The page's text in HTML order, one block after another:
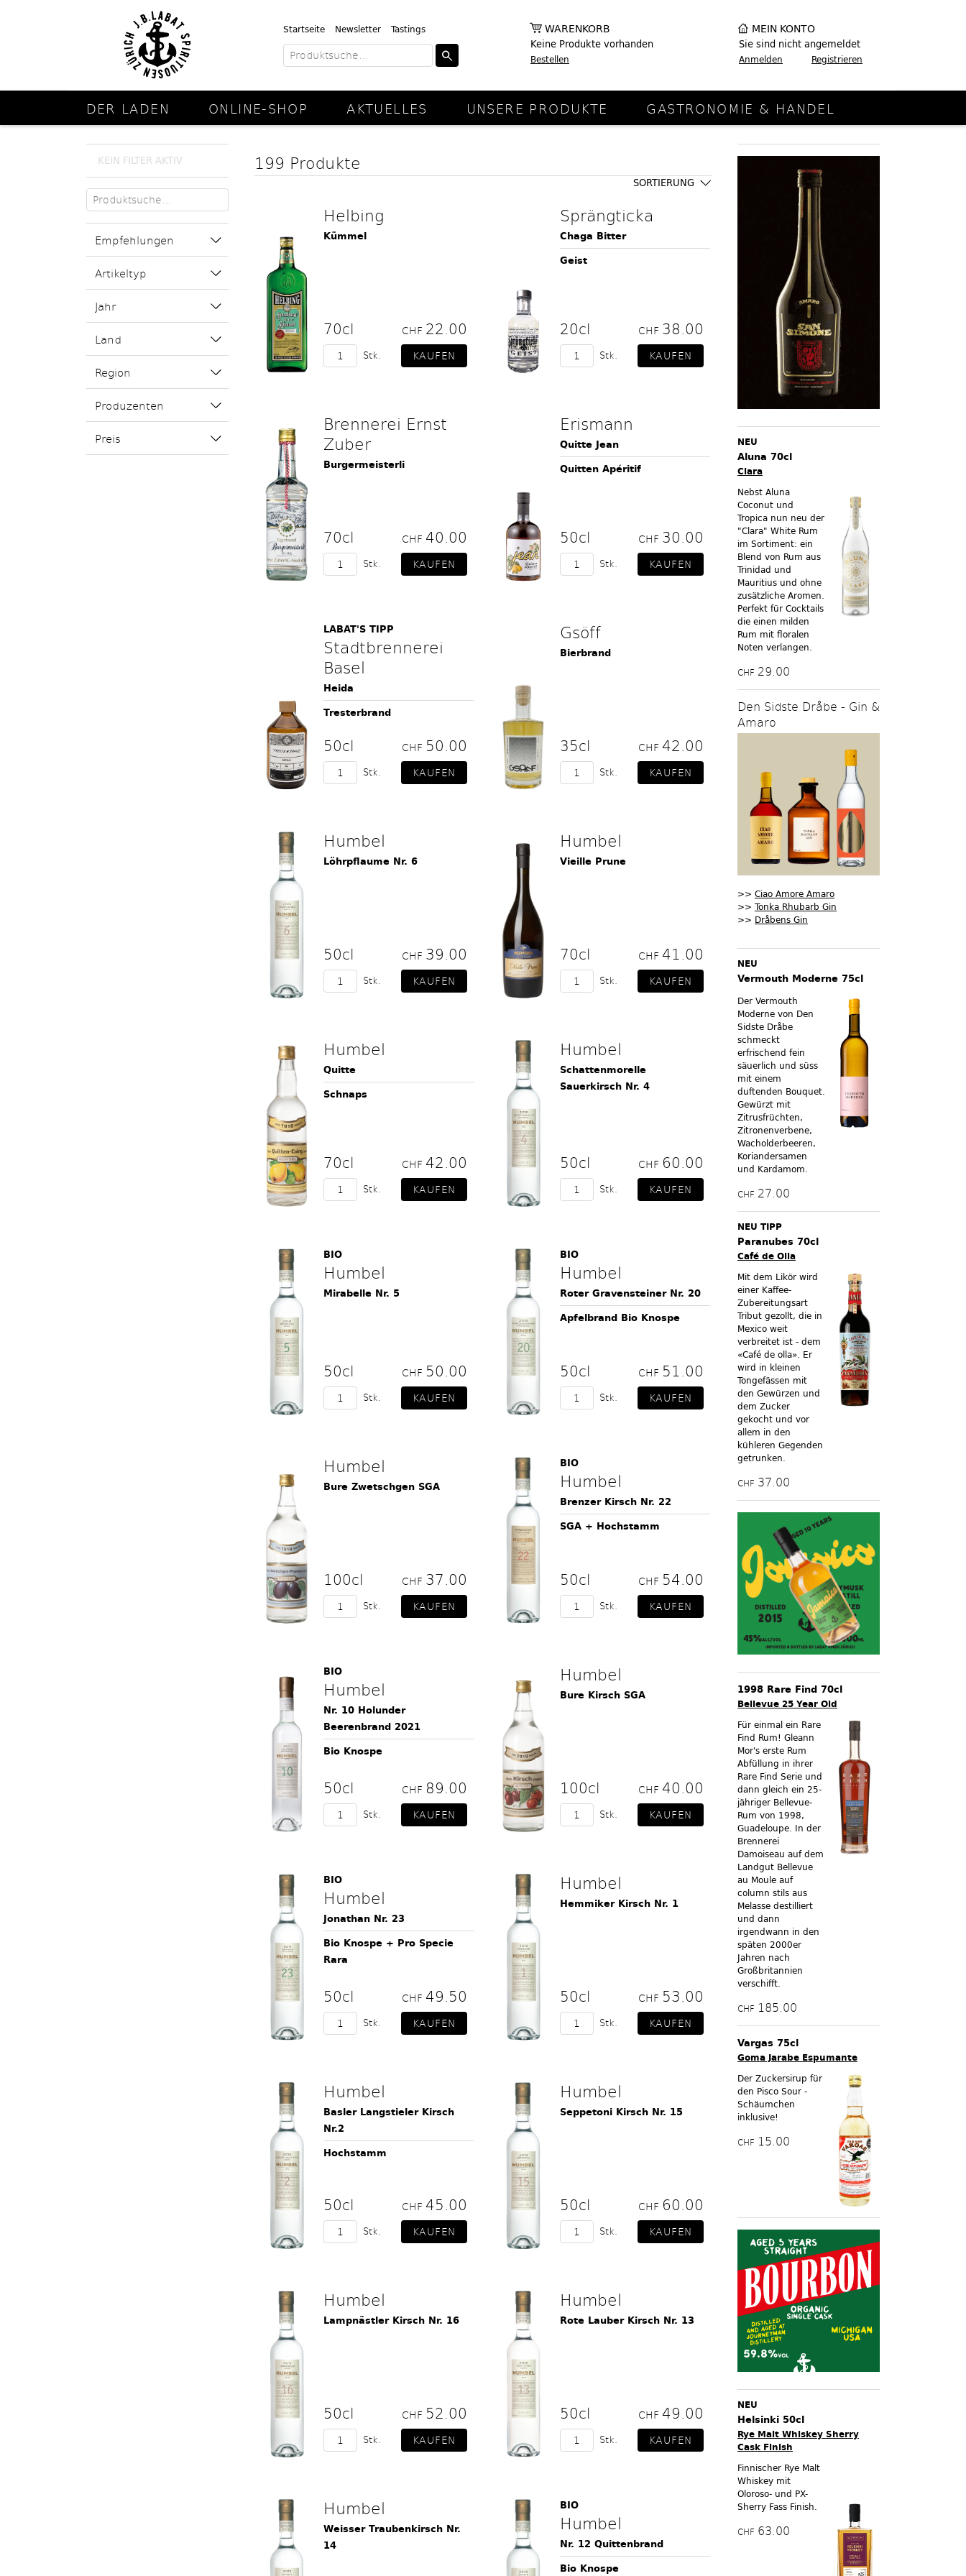
Startseite Newsletter Tastings WARENKORB
Keine Produkte vorhanden
Bestellen
MEIN KONTO
Sie sind nicht angemeldet
Anmelden Registrieren
DER LADEN ONLINE-SHOP AKTUELLES UNSERE PRODUKTE GASTRONOMIE & HANDEL
KEIN FILTER AKTIV
Empfehlungen
Artikeltyp
Jahr
Land
Region
Produzenten
Preis
199 Produkte
SORTIERUNG
Helbing
Kümmel
70cl CHF 22.00
Stk.
Sprängticka
Chaga Bitter
Geist
20cl CHF 38.00
Stk.
Brennerei Ernst
Zuber
Burgermeisterli
70cl CHF 40.00
Stk.
Erismann
Quitte Jean
Quitten Apéritif
50cl CHF 30.00
Stk.
LABAT'S TIPP
Stadtbrennerei
Basel
Heida
Tresterbrand
50cl CHF 50.00
Stk.
Gsöff
Bierbrand
35cl CHF 42.00
Stk.
Humbel
Löhrpflaume Nr. 6
50cl CHF 39.00
Stk.
Humbel
Vieille Prune
70cl CHF 41.00
Stk.
Humbel
Quitte
Schnaps
70cl CHF 42.00
Stk.
Humbel
Schattenmorelle
Sauerkirsch Nr. 4
50cl CHF 60.00
Stk.
BIO
Humbel
Mirabelle Nr. 5
50cl CHF 50.00
Stk.
BIO
Humbel
Roter Gravensteiner Nr. 20
Apfelbrand Bio Knospe
50cl CHF 51.00
Stk.
Humbel
Bure Zwetschgen SGA
100cl CHF 37.00
Stk.
BIO
Humbel
Brenzer Kirsch Nr. 22
SGA + Hochstamm
50cl CHF 54.00
Stk.
BIO
Humbel
Nr. 10 Holunder
Beerenbrand 2021
Bio Knospe
50cl CHF 89.00
Stk.
Humbel
Bure Kirsch SGA
100cl CHF 40.00
Stk.
BIO
Humbel
Jonathan Nr. 23
Bio Knospe + Pro Specie
Rara
50cl CHF 49.50
Stk.
Humbel
Hemmiker Kirsch Nr. 1
50cl CHF 53.00
Stk.
Humbel
Basler Langstieler Kirsch
Nr.2
Hochstamm
50cl CHF 45.00
Stk.
Humbel
Seppetoni Kirsch Nr. 15
50cl CHF 60.00
Stk.
Humbel
Lampnästler Kirsch Nr. 16
50cl CHF 52.00
Stk.
Humbel
Rote Lauber Kirsch Nr. 13
50cl CHF 49.00
Stk.
Humbel
Weisser Traubenkirsch Nr.
14
BIO
Humbel
Nr. 12 Quittenbrand
Bio Knospe
NEU
Aluna 70cl
Clara
Nebst Aluna
Coconut und
Tropica nun neu der
"Clara" White Rum
im Sortiment: ein
Blend von Rum aus
Trinidad und
Mauritius und ohne
zusätzliche Aromen.
Perfekt für Cocktails
die einen milden
Rum mit floralen
Noten verlangen.
CHF 29.00
Den Sidste Dråbe - Gin &
Amaro
>> Ciao Amore Amaro
>> Tonka Rhubarb Gin
>> Dråbens Gin
NEU
Vermouth Moderne 75cl
Der Vermouth
Moderne von Den
Sidste Dråbe
schmeckt
erfrischend fein
säuerlich und süss
mit einem
duftenden Bouquet.
Gewürzt mit
Zitrusfrüchten,
Zitronenverbene,
Wacholderbeeren,
Koriandersamen
und Kardamom.
CHF 27.00
NEU TIPP
Paranubes 70cl
Café de Olla
Mit dem Likör wird
einer Kaffee-
Zubereitungsart
Tribut gezollt, die in
Mexico weit
verbreitet ist - dem
«Café de olla». Er
wird in kleinen
Tongefässen mit
den Gewürzen und
dem Zucker
gekocht und vor
allem in den
kühleren Gegenden
getrunken.
CHF 37.00
1998 Rare Find 70cl
Bellevue 25 Year Old
Für einmal ein Rare
Find Rum! Gleann
Mor's erste Rum
Abfüllung in ihrer
Rare Find Serie und
dann gleich ein 25-
jähriger Bellevue-
Rum von 1998,
Guadeloupe. In der
Brennerei
Damoiseau auf dem
Landgut Bellevue
au Moule auf
column stils aus
Melasse destilliert
und dann
irgendwann in den
späten 2000er
Jahren nach
Großbritannien
verschifft.
CHF 185.00
Vargas 75cl
Goma Jarabe Espumante
Der Zuckersirup für
den Pisco Sour -
Schäumchen
inklusive!
CHF 15.00
NEU
Helsinki 50cl
Rye Malt Whiskey Sherry
Cask Finish
Finnischer Rye Malt
Whiskey mit
Oloroso- und PX-
Sherry Fass Finish.
CHF 63.00